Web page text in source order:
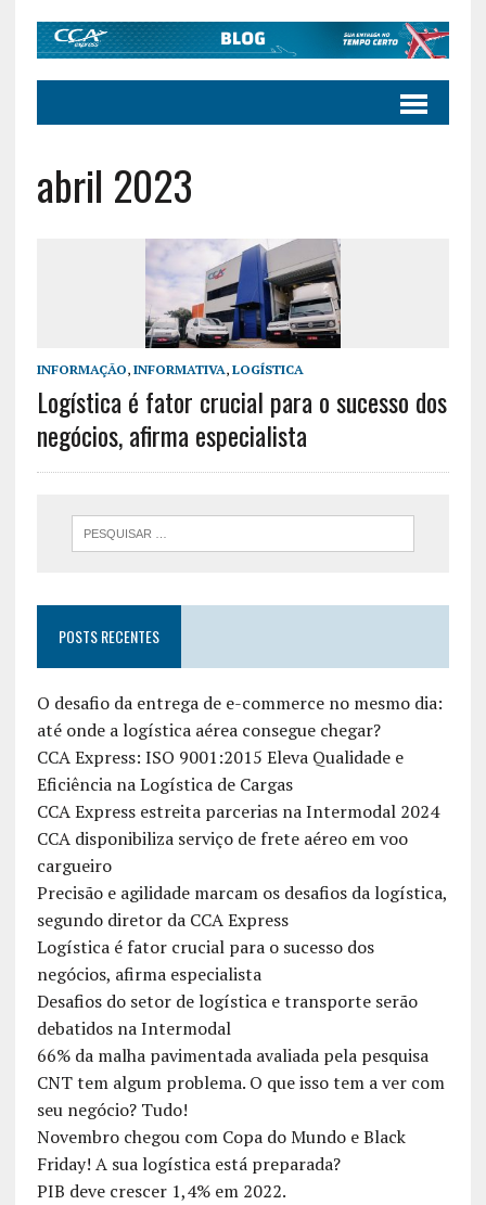
abril 2023
INFORMAÇÃO, INFORMATIVA, LOGÍSTICA
Logística é fator crucial para o sucesso dos
negócios, afirma especialista
POSTS RECENTES
O desafio da entrega de e-commerce no mesmo dia:
até onde a logística aérea consegue chegar?
CCA Express: ISO 9001:2015 Eleva Qualidade e
Eficiência na Logística de Cargas
CCA Express estreita parcerias na Intermodal 2024
CCA disponibiliza serviço de frete aéreo em voo
cargueiro
Precisão e agilidade marcam os desafios da logística,
segundo diretor da CCA Express
Logística é fator crucial para o sucesso dos
negócios, afirma especialista
Desafios do setor de logística e transporte serão
debatidos na Intermodal
66% da malha pavimentada avaliada pela pesquisa
CNT tem algum problema. O que isso tem a ver com
seu negócio? Tudo!
Novembro chegou com Copa do Mundo e Black
Friday! A sua logística está preparada?
PIB deve crescer 1,4% em 2022.